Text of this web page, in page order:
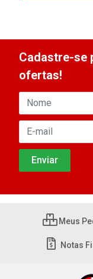
Cadastre-se
ofertas!
Meus
Notas